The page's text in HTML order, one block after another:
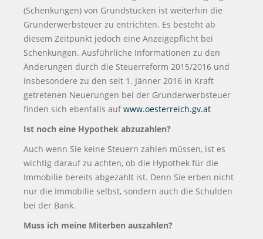
(Schenkungen) von Grundstücken ist weiterhin die
Grunderwerbsteuer zu entrichten. Es besteht ab
diesem Zeitpunkt jedoch eine Anzeigepflicht bei
Schenkungen. Ausführliche Informationen zu den
Änderungen durch die Steuerreform 2015/2016 und
insbesondere zu den seit 1. Jänner 2016 in Kraft
getretenen Neuerungen bei der Grunderwerbsteuer
finden sich ebenfalls auf www.oesterreich.gv.at
Ist noch eine Hypothek abzuzahlen?
Auch wenn Sie keine Steuern zahlen müssen, ist es
wichtig darauf zu achten, ob die Hypothek für die
Immobilie bereits abgezahlt ist. Denn Sie erben nicht
nur die Immobilie selbst, sondern auch die Schulden
bei der Bank.
Muss ich meine Miterben auszahlen?